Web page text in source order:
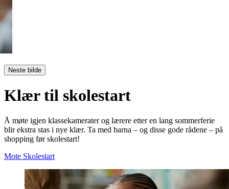
Neste bilde
Klær til skolestart
Å møte igjen klassekamerater og lærere etter en lang sommerferie
blir ekstra stas i nye klær. Ta med barna – og disse gode rådene – på
shopping før skolestart!
Mote Skolestart